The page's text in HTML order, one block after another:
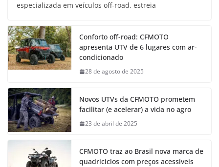
especializada em veículos off-road, estreia
Conforto off-road: CFMOTO
apresenta UTV de 6 lugares com ar-
condicionado
28 de agosto de 2025
Novos UTVs da CFMOTO prometem
facilitar (e acelerar) a vida no agro
23 de abril de 2025
CFMOTO traz ao Brasil nova marca de
quadriciclos com preços acessíveis